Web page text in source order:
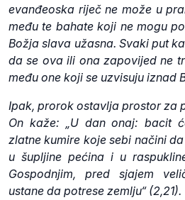
evanđeoska riječ ne može u
među te bahate koji ne mogu
Božja slava užasna. Svaki put
da se ova ili ona zapovijed ne
među one koji se uzvisuju iznad
Ipak, prorok ostavlja prostor za
On kaže: „U dan onaj: bacit
zlatne kumire koje sebi načini
u šupljine pećina i u
Gospodnjim, pred sjajem
ustane da potrese zemlju“ (2,21).